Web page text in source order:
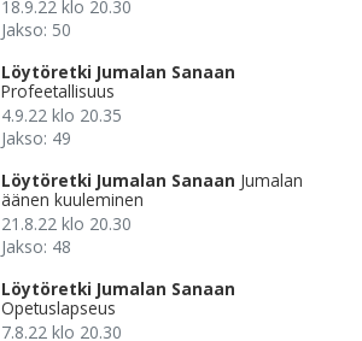
18.9.22 klo 20.30
Jakso: 50
Löytöretki Jumalan Sanaan
Profeetallisuus
4.9.22 klo 20.35
Jakso: 49
Löytöretki Jumalan Sanaan Jumalan
äänen kuuleminen
21.8.22 klo 20.30
Jakso: 48
Löytöretki Jumalan Sanaan
Opetuslapseus
7.8.22 klo 20.30